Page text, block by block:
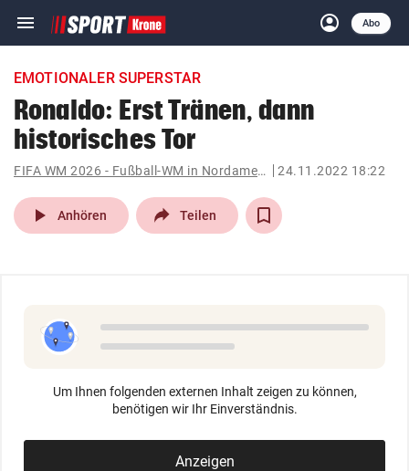
menu Navigation
ein-/ausklappen
account_circle
Anmelden
Abo
close Schließen
account_circle Anmelden
pin_drop
Wien arrow_right
search
eingeben
EMOTIONALER SUPERSTAR
Ronaldo: Erst Tränen, dann
historisches Tor
FIFA WM 2026 - Fußball-WM in Nordamerika 24.11.2022 18:22
play_arrow Anhören Teilen
Um Ihnen folgenden externen Inhalt zeigen zu können,
benötigen wir Ihr Einverständnis.
Anzeigen